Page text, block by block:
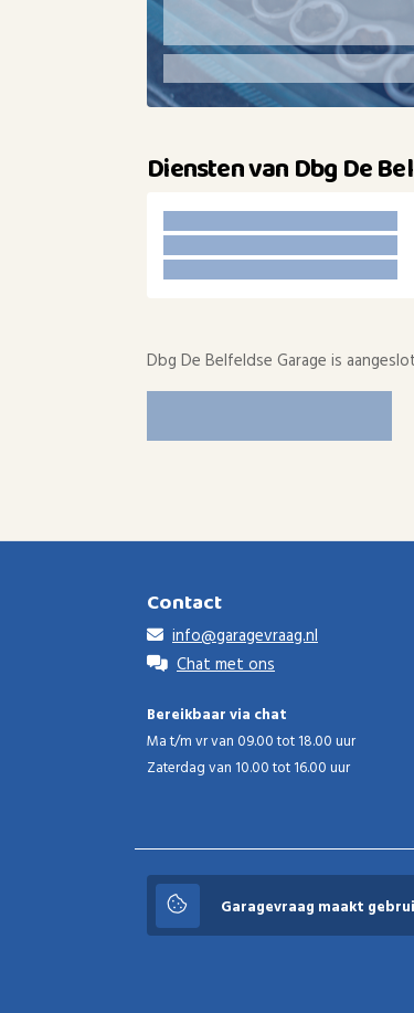
Diensten van Dbg De
Dbg De Belfeldse Garage is
Contact
info@garagevraag.nl
Chat met ons
Bereikbaar via chat
Ma t/m vr van 09.00 tot 18.00 uur
Zaterdag van 10.00 tot 16.00 uur
Garagevraag
© 2026 Garagevraag - V1.3.5 - Alle
Garagevraag maakt